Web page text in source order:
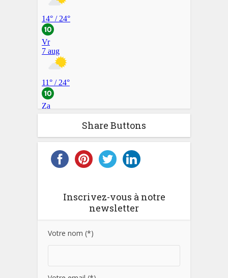
Share Buttons
Inscrivez-vous à notre
newsletter
Votre nom (*)